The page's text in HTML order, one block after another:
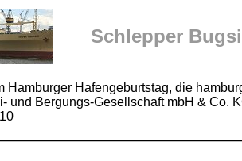
Schlepper
Hamburger Hafengeburtstag, die
und Bergungs-Gesellschaft mbH & Co.